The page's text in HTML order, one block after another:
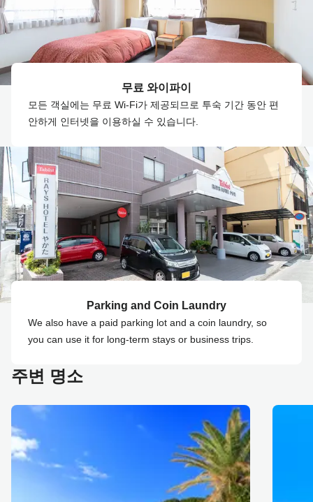
무료 와이파이
모든 객실에는 무료 Wi-Fi가 제공되므로 투숙 기간 동안 편
안하게 인터넷을 이용하실 수 있습니다.
Parking and Coin Laundry
We also have a paid parking lot and a coin laundry, so
you can use it for long-term stays or business trips.
주변 명소